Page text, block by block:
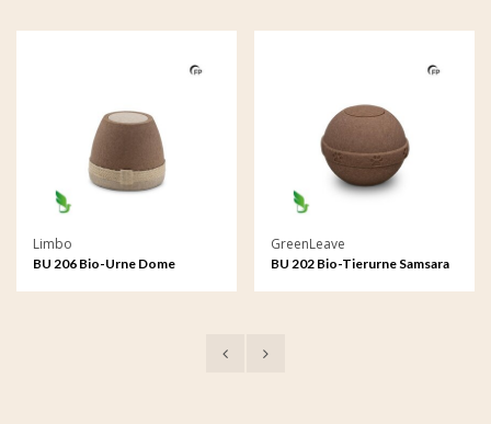
Limbo
BU 206 Bio-Urne Dome
GreenLeave
BU 202 Bio-Tierurne Samsara